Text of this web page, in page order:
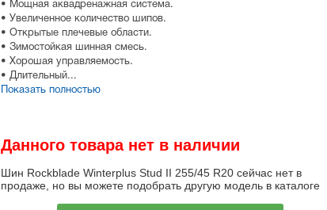
• Мощная аквадренажная система.
• Увеличенное количество шипов.
• Открытые плечевые области.
• Зимостойкая шинная смесь.
• Хорошая управляемость.
• Длительный...
Показать полностью
Данного товара нет в наличии
Шин Rockblade Winterplus Stud II 255/45 R20 сейчас нет в
продаже, но вы можете подобрать другую модель в каталоге